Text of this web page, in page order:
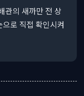
관의 새까만 전 상
로 직접 확인시켜